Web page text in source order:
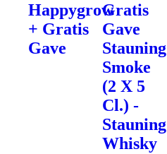
Happygrow
+ Gratis
Gave
Gratis
Gave
Stauning
Smoke
(2 X 5
Cl.) -
Stauning
Whisky